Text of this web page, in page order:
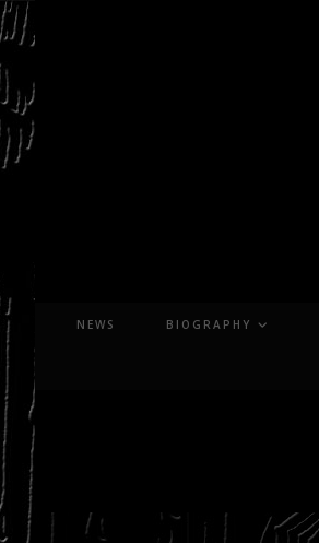
Skip
to
content
NEWS BIOGRAPHY